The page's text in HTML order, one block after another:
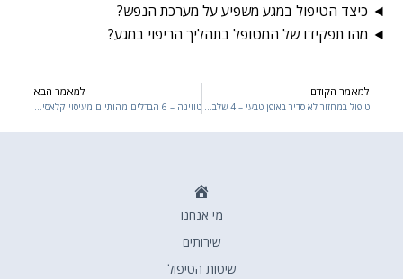
כיצד הטיפול במגע משפיע על מערכת הנפש?
מהו תפקידו של המטופל בתהליך הריפוי במגע?
Prev
למאמר הקודם
טיפול במחזור לא סדיר באופן טבעי – 4 שלבים מומלצים
למאמר הבא
טווינה – 6 הבדלים מהותיים מעיסוי קלאסי ב-2026
דף
מי אנחנו
שירותים
שיטות הטיפול